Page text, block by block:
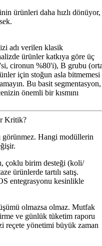
ürünleri daha hızlı dönüyor,
adı verilen klasik
ürünler katkıya göre üç
cironun %80'i), B grubu
için stoğun asla bitmemesi
Bu basit segmentasyon,
önemli bir kısmını
Kritik?
görünmez. Hangi modüllerin
çoklu birim desteği (koli/
ürünlerde tartılı satış.
entegrasyonu kesinlikle
olmazsa olmaz. Mutfak
ve günlük tüketim raporu
reçete yönetimi büyük zaman